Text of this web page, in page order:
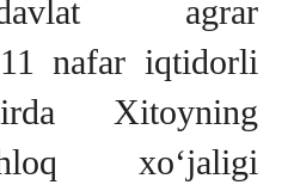
agrar
nafar iqtidorli
Xitoyning
xo‘jaligi